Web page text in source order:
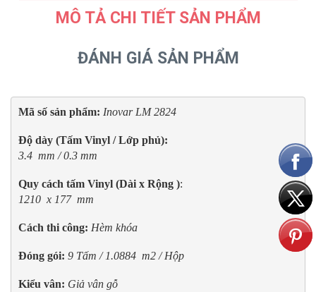
MÔ TẢ CHI TIẾT SẢN PHẨM
ĐÁNH GIÁ SẢN PHẨM
Mã số sản phẩm: Inovar LM 2824
3.4  mm / 0.3 mm
Quy cách tấm Vinyl (Dài x Rộng )
1210  x 177  mm
Cách thi công: Hèm khóa
Đóng gói: 9 Tấm / 1.0884  m2 / Hộp
Kiểu vân: Giả vân gỗ